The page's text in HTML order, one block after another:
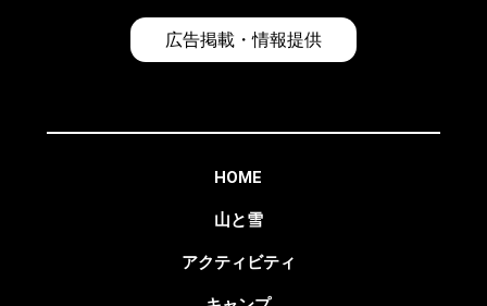
広告掲載・情報提供
HOME
山と雪
アクティビティ